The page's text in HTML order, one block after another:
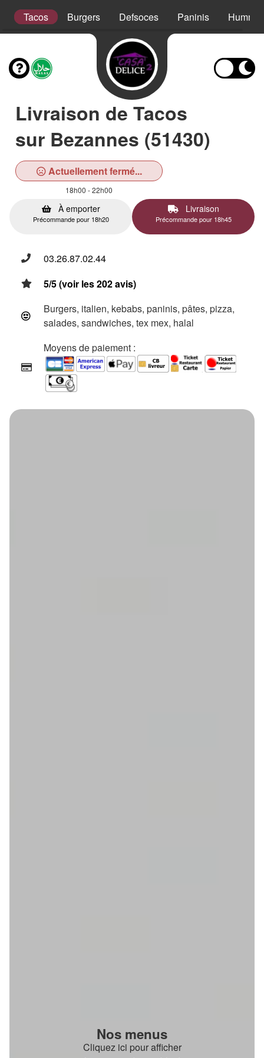
Tacos Burgers Defsoces Paninis
Livraison de Tacos
sur Bezannes (51430)
Actuellement fermé...
18h00 - 22h00
À emporter
Précommande pour 18h20
Livraison
Précommande pour 18h45
03.26.87.02.44
5/5 (voir les 202 avis)
Burgers, italien, kebabs, paninis, pâtes, pizza,
salades, sandwiches, tex mex, halal
Moyens de paiement :
Nos menus
Cliquez ici pour afficher